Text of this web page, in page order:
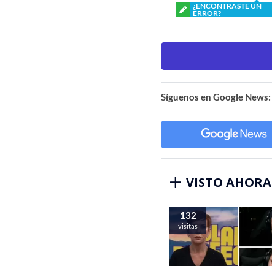
¿ENCONTRASTE UN
ERROR?
Síguenos en Google News:
VISTO AHORA
132
visitas